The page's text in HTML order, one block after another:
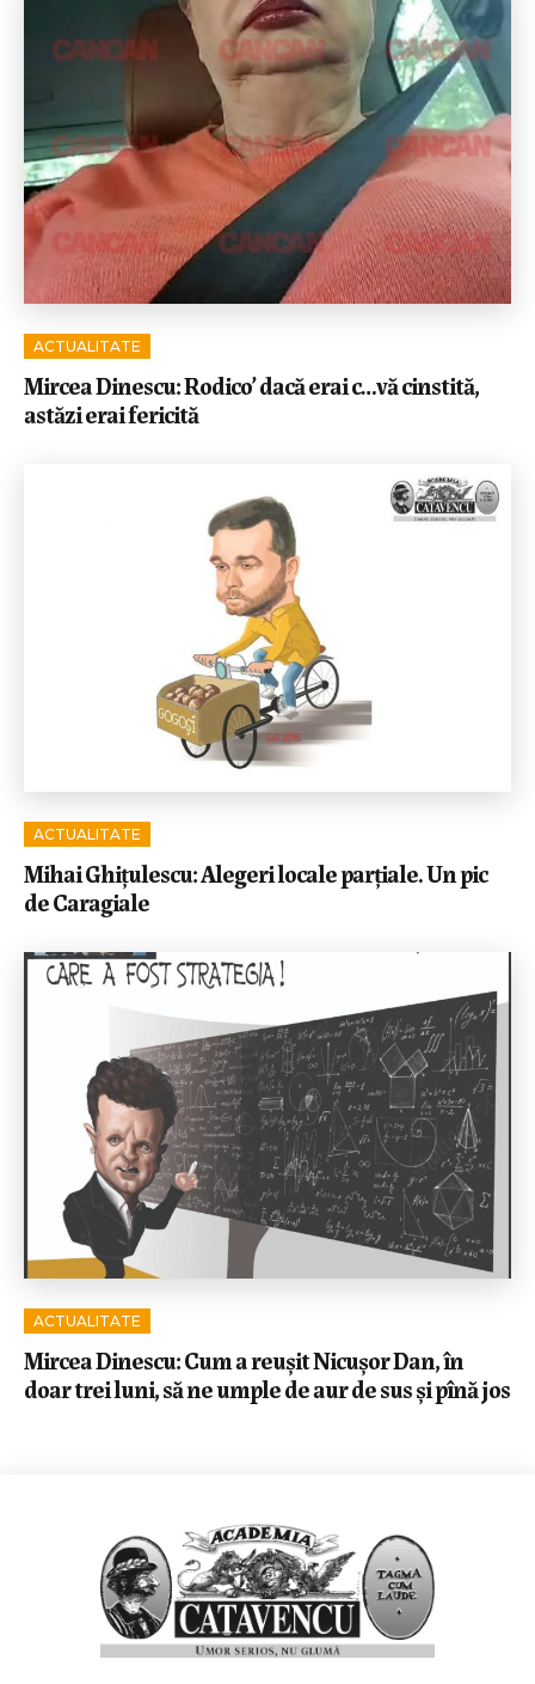
ACTUALITATE
Mircea Dinescu: Rodico’ dacă erai c…vă cinstită,
astăzi erai fericită
ACTUALITATE
Mihai Ghițulescu: Alegeri locale parțiale. Un pic
de Caragiale
ACTUALITATE
Mircea Dinescu: Cum a reușit Nicușor Dan, în
doar trei luni, să ne umple de aur de sus și pînă jos